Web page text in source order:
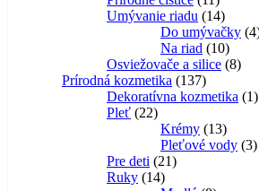
Umývanie riadu 1414
Do umývačky 4
Na riad 1010
Osviežovače a silice 88
Prírodná kozmetika 137137
produktov
Dekoratívna kozmetika 11
Pleť 2222
produktov
Krémy 1313
Pleťové vody 33
Pre deti 2121
Ruky 1414